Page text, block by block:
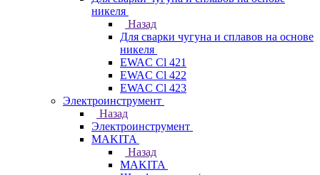
никеля
Назад
Для сварки чугуна и сплавов на основе
никеля
EWAC Cl 421
EWAC Cl 422
EWAC Cl 423
Электроинструмент
Назад
Электроинструмент
МAKITA
Назад
МAKITA